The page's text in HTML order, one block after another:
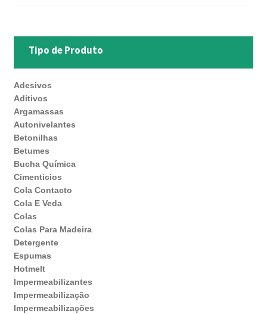
Tipo de Produto
Adesivos
Aditivos
Argamassas
Autonivelantes
Betonilhas
Betumes
Bucha Química
Cimenticios
Cola Contacto
Cola E Veda
Colas
Colas Para Madeira
Detergente
Espumas
Hotmelt
Impermeabilizantes
Impermeabilização
Impermeabilizações